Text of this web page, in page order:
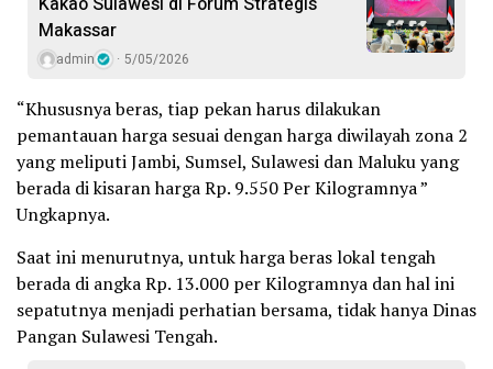
Makassar
admin 5/05/2026
“Khususnya beras, tiap pekan harus dilakukan
pemantauan harga sesuai dengan harga diwilayah zona 2
yang meliputi Jambi, Sumsel, Sulawesi dan Maluku yang
berada di kisaran harga Rp. 9.550 Per Kilogramnya ”
Ungkapnya.
Saat ini menurutnya, untuk harga beras lokal tengah
berada di angka Rp. 13.000 per Kilogramnya dan hal ini
sepatutnya menjadi perhatian bersama, tidak hanya Dinas
Pangan Sulawesi Tengah.